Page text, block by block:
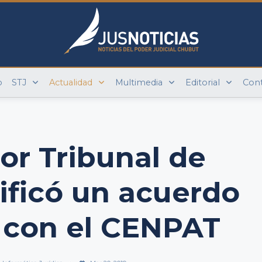
STJ Actualidad Multimedia Editorial
Tribunal de
un acuerdo
el CENPAT